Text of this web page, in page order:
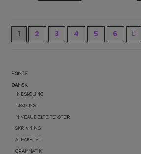
FONTE
DANSK
INDSKOLING
LÆSNING
NIVEAUDELTE TEKSTER
SKRIVNING
ALFABETET
GRAMMATIK
1 2 3 4 5 6